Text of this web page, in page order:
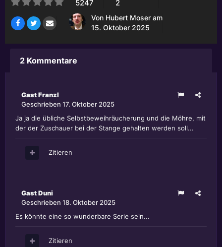
5247 2
Von Hubert Moser am
15. Oktober 2025
2 Kommentare
Gast Franzl
Geschrieben 17. Oktober 2025
Ja ja die übliche Selbstbeweihräucherung und die Möhre, mit
der der Zuschauer bei der Stange gehalten werden soll...
Zitieren
Gast Duni
Geschrieben 18. Oktober 2025
Es könnte eine so wunderbare Serie sein...
Zitieren